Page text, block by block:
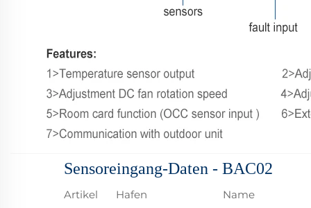
Sensoreingang-Daten - BAC02
Artikel Hafen Name